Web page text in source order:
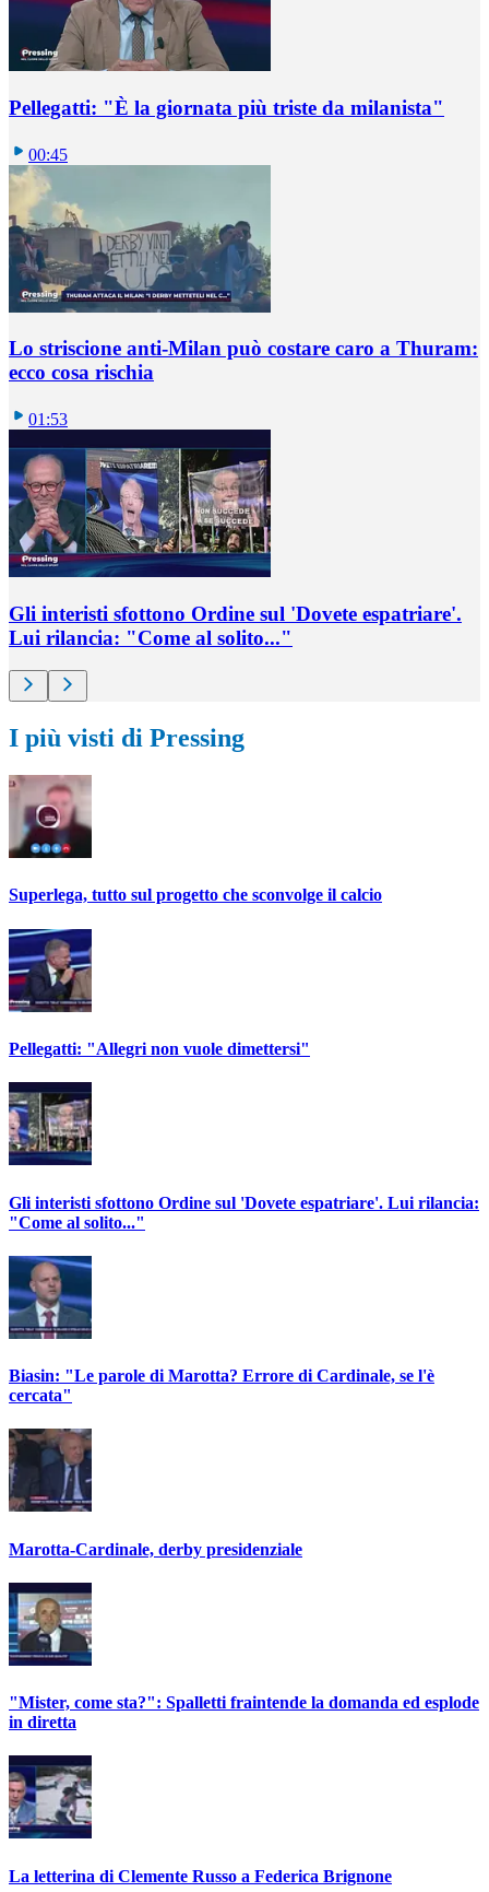
Pellegatti: "È la giornata più triste da milanista"
00:45
Lo striscione anti-Milan può costare caro a Thuram:
ecco cosa rischia
01:53
Gli interisti sfottono Ordine sul 'Dovete espatriare'.
Lui rilancia: "Come al solito..."
I più visti di Pressing
Superlega, tutto sul progetto che sconvolge il calcio
Pellegatti: "Allegri non vuole dimettersi"
Gli interisti sfottono Ordine sul 'Dovete espatriare'. Lui rilancia:
"Come al solito..."
Biasin: "Le parole di Marotta? Errore di Cardinale, se l'è
cercata"
Marotta-Cardinale, derby presidenziale
"Mister, come sta?": Spalletti fraintende la domanda ed esplode
in diretta
La letterina di Clemente Russo a Federica Brignone